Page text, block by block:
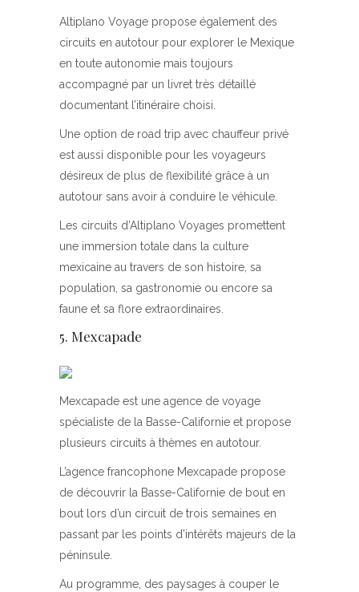
Altiplano Voyage propose également des
circuits en autotour pour explorer le Mexique
en toute autonomie mais toujours
accompagné par un livret très détaillé
documentant l’itinéraire choisi.
Une option de road trip avec chauffeur privé
est aussi disponible pour les voyageurs
désireux de plus de flexibilité grâce à un
autotour sans avoir à conduire le véhicule.
Les circuits d’Altiplano Voyages promettent
une immersion totale dans la culture
mexicaine au travers de son histoire, sa
population, sa gastronomie ou encore sa
faune et sa flore extraordinaires.
5. Mexcapade
Mexcapade est une agence de voyage
spécialiste de la Basse-Californie et propose
plusieurs circuits à thèmes en autotour.
L’agence francophone Mexcapade propose
de découvrir la Basse-Californie de bout en
bout lors d’un circuit de trois semaines en
passant par les points d’intérêts majeurs de la
péninsule.
Au programme, des paysages à couper le